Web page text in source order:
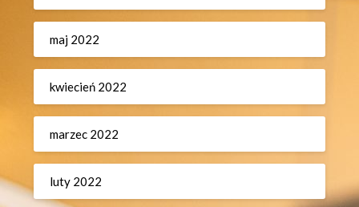
maj 2022
kwiecień 2022
marzec 2022
luty 2022